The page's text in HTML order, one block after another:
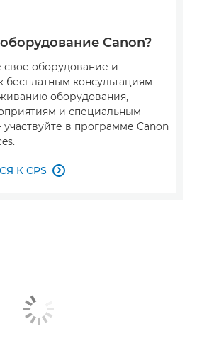
Canon?
свое оборудование и
бесплатным консультациям
оборудования,
и специальным
в программе Canon
К CPS 